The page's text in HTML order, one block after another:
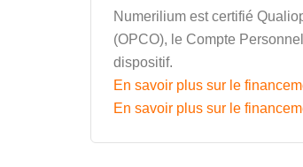
Numerilium est certifié
(OPCO), le Compte
dispositif.
En savoir plus sur le
En savoir plus sur le